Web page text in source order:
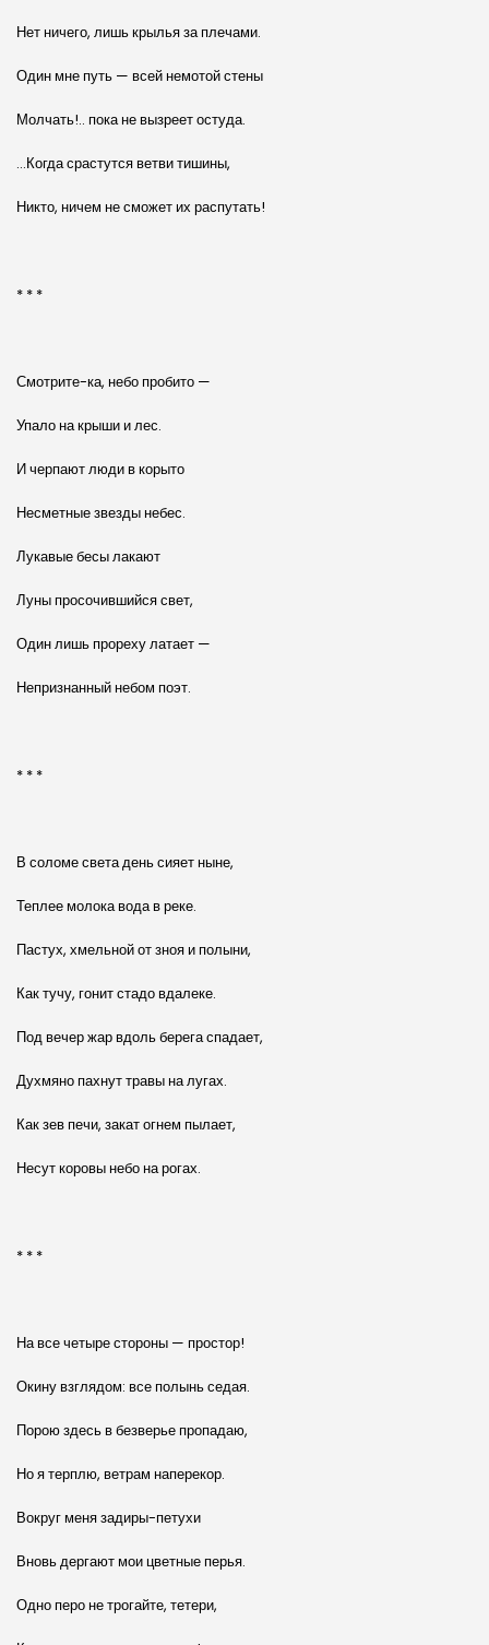
Нет ничего, лишь крылья за плечами.
Один мне путь — всей немотой стены
Молчать!.. пока не вызреет остуда.
…Когда срастутся ветви тишины,
Никто, ничем не сможет их распутать!
* * *
Смотрите-ка, небо пробито —
Упало на крыши и лес.
И черпают люди в корыто
Несметные звезды небес.
Лукавые бесы лакают
Луны просочившийся свет,
Один лишь прореху латает —
Непризнанный небом поэт.
* * *
В соломе света день сияет ныне,
Теплее молока вода в реке.
Пастух, хмельной от зноя и полыни,
Как тучу, гонит стадо вдалеке.
Под вечер жар вдоль берега спадает,
Духмяно пахнут травы на лугах.
Как зев печи, закат огнем пылает,
Несут коровы небо на рогах.
* * *
На все четыре стороны — простор!
Окину взглядом: все полынь седая.
Порою здесь в безверье пропадаю,
Но я терплю, ветрам наперекор.
Вокруг меня задиры-петухи
Вновь дергают мои цветные перья.
Одно перо не трогайте, тетери,